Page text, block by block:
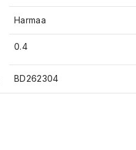
Harmaa
0.4
BD262304